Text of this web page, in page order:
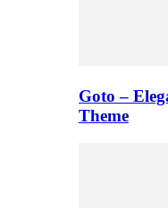
Goto –
Theme